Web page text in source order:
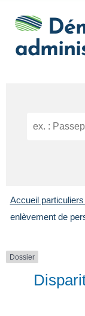
Accueil particuliers
enlèvement de
Dossier